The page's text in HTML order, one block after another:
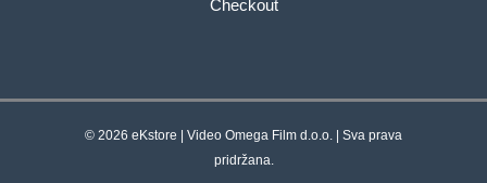
Checkout
© 2026 eKstore | Video Omega Film d.o.o. | Sva prava
pridržana.